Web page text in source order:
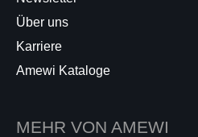
Über uns
Karriere
Amewi Kataloge
MEHR VON AMEWI